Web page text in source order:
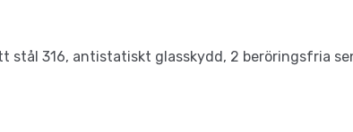
stål 316, antistatiskt glasskydd, 2 beröringsfria